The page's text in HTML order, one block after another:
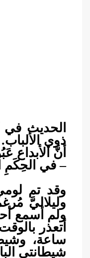
الحديث
ذوي
أنَّ
– في الحِكَمِ
وقد تم
وليلاليَّ
ولم أسمع
ساعة،
شيطانتي